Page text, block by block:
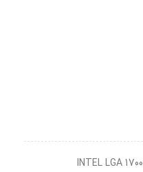
INTEL LGA 1700